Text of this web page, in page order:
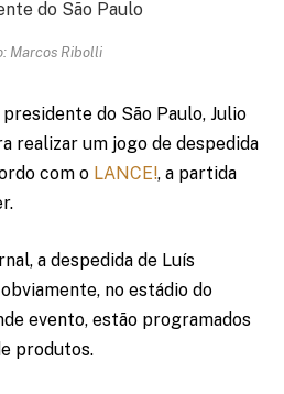
Marcos Ribolli
do São Paulo, Julio
realizar um jogo de despedida
com o LANCE!, a partida
a despedida de Luís
no estádio do
evento, estão programados
produtos.